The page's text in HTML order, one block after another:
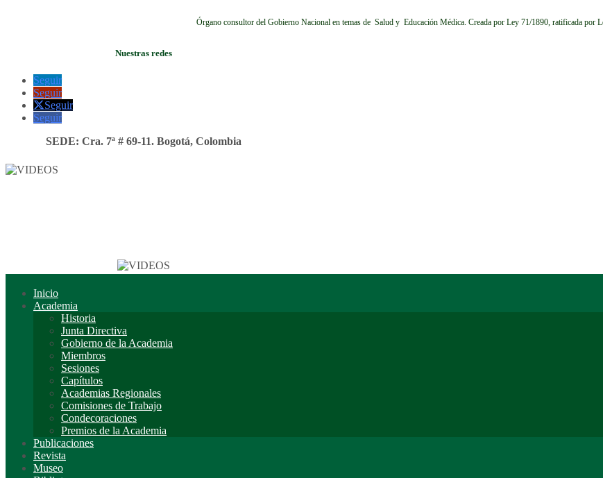
Órgano consultor del Gobierno Nacional en temas de Salud y Educación Médica. Creada por Ley 71/1890, ratificada por
Nuestras redes
Seguir
Seguir
Seguir
Seguir
SEDE: Cra. 7ª # 69-11. Bogotá, Colombia
Inicio
Academia
Historia
Junta Directiva
Gobierno de la Academia
Miembros
Sesiones
Capítulos
Academias Regionales
Comisiones de Trabajo
Condecoraciones
Premios de la Academia
Publicaciones
Revista
Museo